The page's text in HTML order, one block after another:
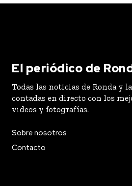
El periódico de
Todas las noticias de Ronda y
contadas en directo con los
videos y fotografías.
Sobre nosotros
Contacto